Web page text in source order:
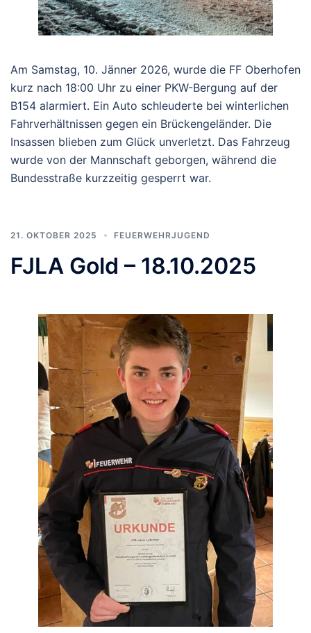
Am Samstag, 10. Jänner 2026, wurde die FF Oberhofen
kurz nach 18:00 Uhr zu einer PKW-Bergung auf der
B154 alarmiert. Ein Auto schleuderte bei winterlichen
Fahrverhältnissen gegen ein Brückengeländer. Die
Insassen blieben zum Glück unverletzt. Das Fahrzeug
wurde von der Mannschaft geborgen, während die
Bundesstraße kurzzeitig gesperrt war.
21. OKTOBER 2025 FEUERWEHRJUGEND
FJLA Gold – 18.10.2025